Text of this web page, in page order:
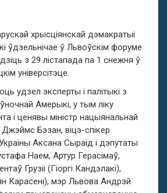
хрысціянскай дэмакратыі
ўдзельнічае ў Львоўскім форуме
з 29 лістапада па 1 снежня ў
універсітэце.
удзел эксперты і палітыкі з
Амерыкі, у тым ліку
і ценявы міністр нацыянальнай
Бэзан, віцэ-спікер
Аксана Сыраід і дэпутаты
Наем, Артур Герасімаў,
Грузіі (Гіоргі Кандэлакі),
Карасені), мэр Львова Андрэй